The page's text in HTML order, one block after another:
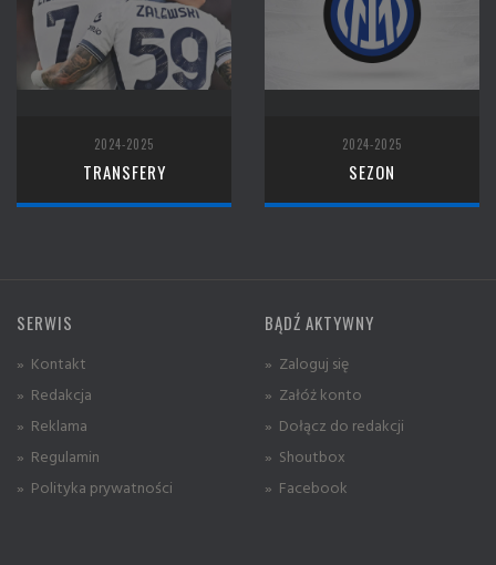
2024-2025
TRANSFERY
2024-2025
SEZON
SERWIS
» Kontakt
» Redakcja
» Reklama
» Regulamin
» Polityka prywatności
BĄDŹ AKTYWNY
» Zaloguj się
» Załóż konto
» Dołącz do redakcji
» Shoutbox
» Facebook